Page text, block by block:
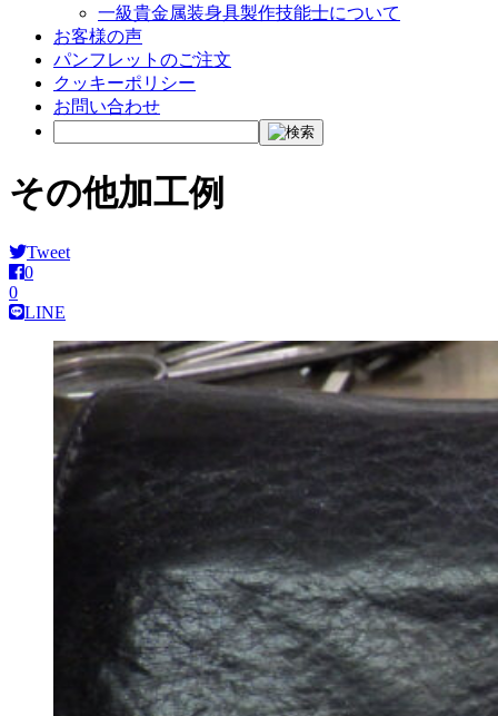
一級貴金属装身具製作技能士について
お客様の声
パンフレットのご注文
クッキーポリシー
お問い合わせ
その他加工例
Tweet
0
0
LINE